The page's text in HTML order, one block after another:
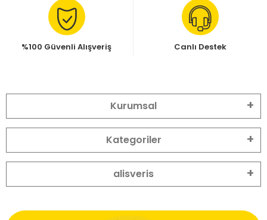
%100 Güvenli Alışveriş Canlı Destek
Kurumsal
Kategoriler
alisveris